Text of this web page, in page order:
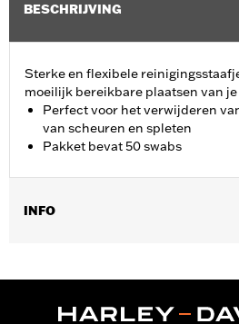
BESCHRIJVING
Sterke en flexibele
moeilijk bereikbare plaatsen van
Perfect voor het verwijderen
van scheuren en spleten
Pakket bevat 50 swabs
INFO
Per stuk verkocht:Elk